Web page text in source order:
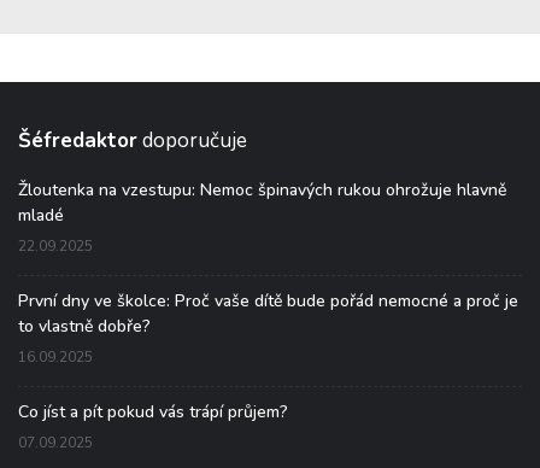
Šéfredaktordoporučuje
Žloutenka na vzestupu: Nemoc špinavých rukou ohrožuje hlavně
mladé
22.09.2025
První dny ve školce: Proč vaše dítě bude pořád nemocné a proč je
to vlastně dobře?
16.09.2025
Co jíst a pít pokud vás trápí průjem?
07.09.2025